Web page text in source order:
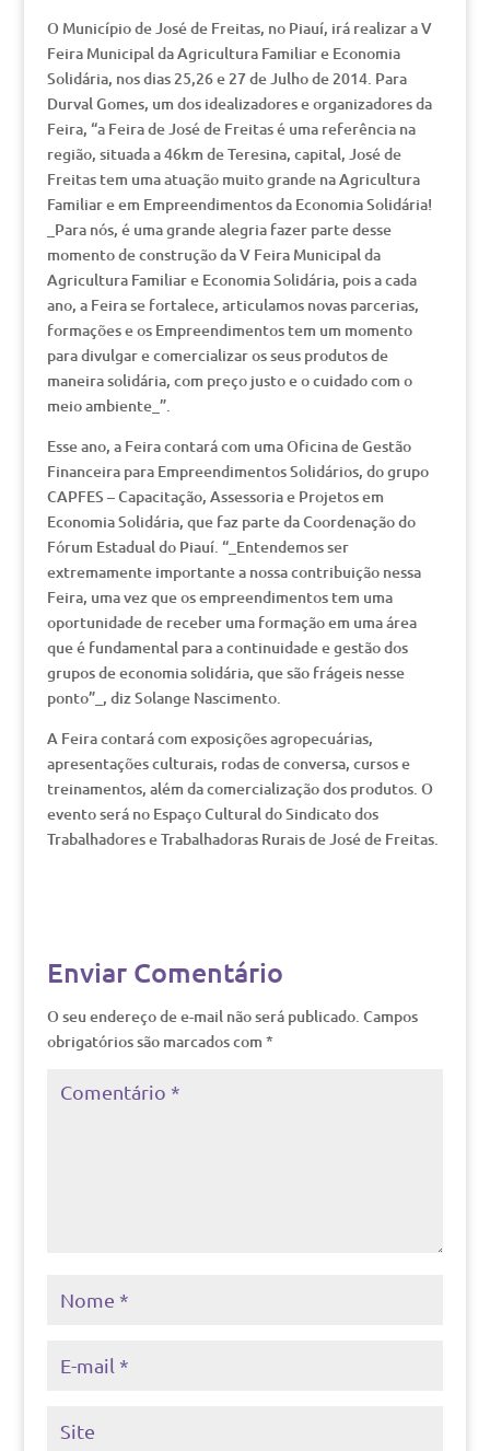
O Município de José de Freitas, no Piauí, irá realizar a V
Feira Municipal da Agricultura Familiar e Economia
Solidária, nos dias 25,26 e 27 de Julho de 2014. Para
Durval Gomes, um dos idealizadores e organizadores da
Feira, “a Feira de José de Freitas é uma referência na
região, situada a 46km de Teresina, capital, José de
Freitas tem uma atuação muito grande na Agricultura
Familiar e em Empreendimentos da Economia Solidária!
_Para nós, é uma grande alegria fazer parte desse
momento de construção da V Feira Municipal da
Agricultura Familiar e Economia Solidária, pois a cada
ano, a Feira se fortalece, articulamos novas parcerias,
formações e os Empreendimentos tem um momento
para divulgar e comercializar os seus produtos de
maneira solidária, com preço justo e o cuidado com o
meio ambiente_”.
Esse ano, a Feira contará com uma Oficina de Gestão
Financeira para Empreendimentos Solidários, do grupo
CAPFES – Capacitação, Assessoria e Projetos em
Economia Solidária, que faz parte da Coordenação do
Fórum Estadual do Piauí. “_Entendemos ser
extremamente importante a nossa contribuição nessa
Feira, uma vez que os empreendimentos tem uma
oportunidade de receber uma formação em uma área
que é fundamental para a continuidade e gestão dos
grupos de economia solidária, que são frágeis nesse
ponto”_, diz Solange Nascimento.
A Feira contará com exposições agropecuárias,
apresentações culturais, rodas de conversa, cursos e
treinamentos, além da comercialização dos produtos. O
evento será no Espaço Cultural do Sindicato dos
Trabalhadores e Trabalhadoras Rurais de José de Freitas.
Enviar Comentário
O seu endereço de e-mail não será publicado. Campos
obrigatórios são marcados com *